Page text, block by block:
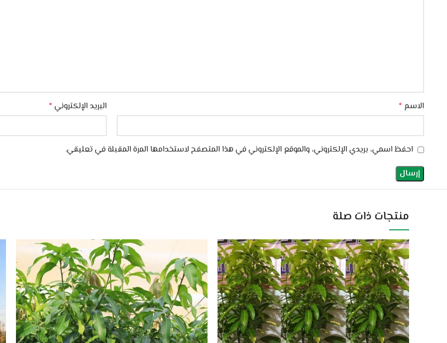
الاسم * البريد الإلكتروني *
احفظ اسمي، بريدي الإلكتروني، والموقع الإلكتروني في هذا المتصفح لاستخدامها المرة المقبلة في تعليقي.
منتجات ذات صلة